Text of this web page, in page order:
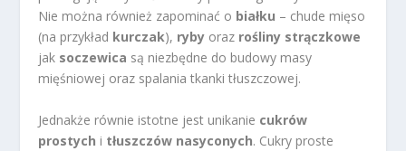
Nie można również zapominać o białku – chude mięso
(na przykład kurczak), ryby oraz rośliny strączkowe
jak soczewica są niezbędne do budowy masy
mięśniowej oraz spalania tkanki tłuszczowej.
Jednakże równie istotne jest unikanie cukrów
prostych i tłuszczów nasyconych. Cukry proste